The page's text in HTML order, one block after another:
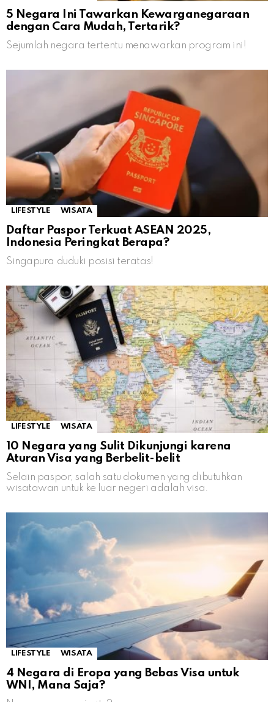
5 Negara Ini Tawarkan Kewarganegaraan
dengan Cara Mudah, Tertarik?
Sejumlah negara tertentu menawarkan program ini!
LIFESTYLE WISATA
Daftar Paspor Terkuat ASEAN 2025,
Indonesia Peringkat Berapa?
Singapura duduki posisi teratas!
LIFESTYLE WISATA
10 Negara yang Sulit Dikunjungi karena
Aturan Visa yang Berbelit-belit
Selain paspor, salah satu dokumen yang dibutuhkan
wisatawan untuk ke luar negeri adalah visa.
LIFESTYLE WISATA
4 Negara di Eropa yang Bebas Visa untuk
WNI, Mana Saja?